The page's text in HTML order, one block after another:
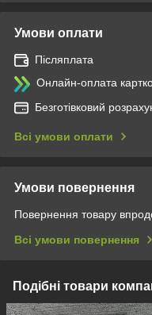
Умови оплати
Післяплата
Онлайн-оплата
Безготівковий
Всі умови оплати
Умови повернення
Повернення товару
Всі умови повернення
Подібні товари